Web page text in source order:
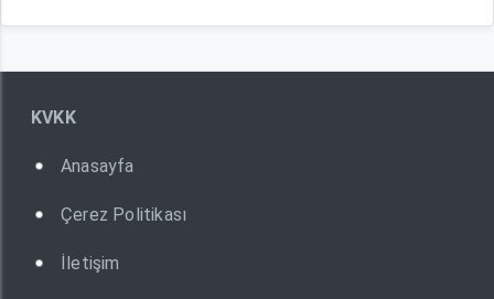
KVKK
Anasayfa
Çerez Politikası
İletişim